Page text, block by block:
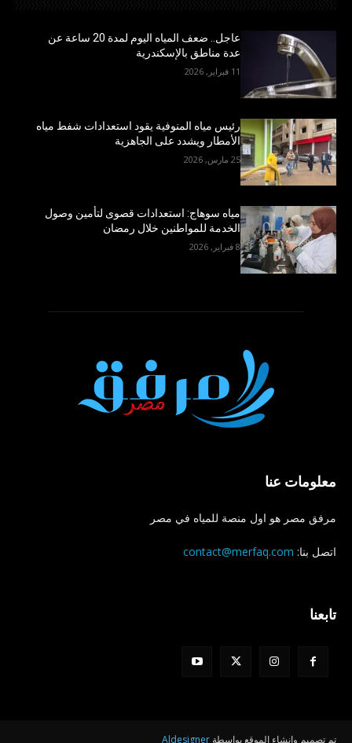
عاجل.. ضعف المياه اليوم لمدة 20 ساعة عن
عدة مناطق بالإسكندرية
11 فبراير, 2026
رئيس مياه المنوفية يقود استعدادات شفط مياه
الأمطار ويشدد على الجاهزية
25 مارس, 2026
مياه سوهاج: استعدادات قصوى لتأمين وصول
الخدمة للمواطنين خلال رمضان
8 فبراير, 2026
معلومات عنا
مرفق مصر هو اول منصة للمياه في مصر
اتصل بنا: contact@merfaq.com
تابعنا
تم تصميم وإنشاء الموقع بواسطة Aldesigner